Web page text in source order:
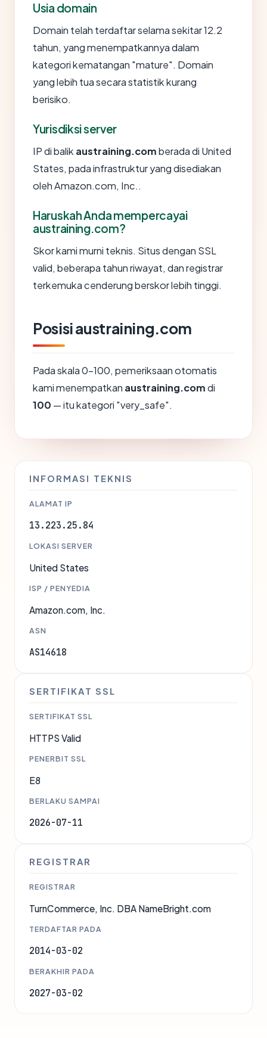
Usia domain
Domain telah terdaftar selama sekitar 12.2
tahun, yang menempatkannya dalam
kategori kematangan "mature". Domain
yang lebih tua secara statistik kurang
berisiko.
Yurisdiksi server
IP di balik austraining.comberada di United
States, pada infrastruktur yang disediakan
oleh Amazon.com, Inc..
Haruskah Anda mempercayai
austraining.com?
Skor kami murni teknis. Situs dengan SSL
valid, beberapa tahun riwayat, dan registrar
terkemuka cenderung berskor lebih tinggi.
Posisi austraining.com
Pada skala 0-100, pemeriksaan otomatis
kami menempatkan austraining.comdi
100 — itu kategori "very_safe".
INFORMASI TEKNIS
ALAMAT IP
13.223.25.84
LOKASI SERVER
United States
ISP / PENYEDIA
Amazon.com, Inc.
ASN
AS14618
SERTIFIKAT SSL
SERTIFIKAT SSL
HTTPS Valid
PENERBIT SSL
E8
BERLAKU SAMPAI
2026-07-11
REGISTRAR
REGISTRAR
TurnCommerce, Inc. DBA NameBright.com
TERDAFTAR PADA
2014-03-02
BERAKHIR PADA
2027-03-02